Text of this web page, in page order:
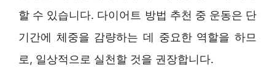
할 수 있습니다. 다이어트 방법 추천 중 운동은 단
기간에 체중을 감량하는 데 중요한 역할을 하므
로, 일상적으로 실천할 것을 권장합니다.